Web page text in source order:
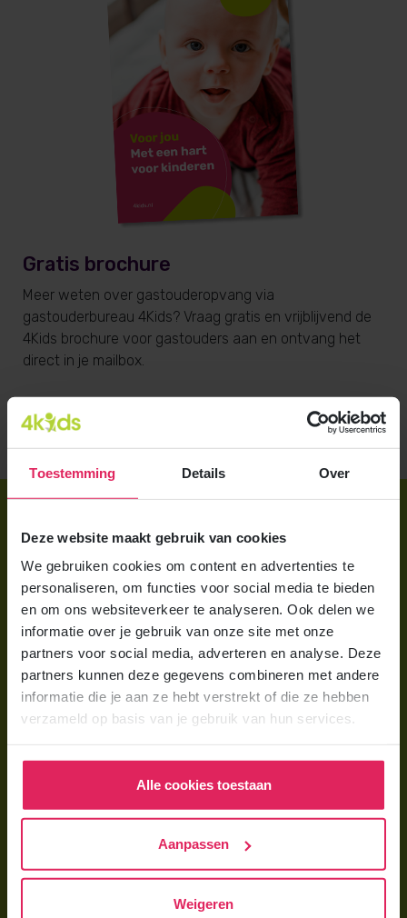
Toestemming Details Over
Deze website maakt gebruik van cookies
We gebruiken cookies om content en advertenties te
personaliseren, om functies voor social media te bieden
en om ons websiteverkeer te analyseren. Ook delen we
informatie over je gebruik van onze site met onze
partners voor social media, adverteren en analyse. Deze
partners kunnen deze gegevens combineren met andere
informatie die je aan ze hebt verstrekt of die ze hebben
verzameld op basis van je gebruik van hun services.
Alle cookies toestaan
Aanpassen
Weigeren
Gratis brochure
Meer weten over gastouderopvang via
gastouderbureau 4Kids? Vraag gratis en vrijblijvend de
4Kids brochure voor gastouders aan en ontvang het
direct in je mailbox.
Aanmelden bij 4Kids
Brochure aanvragen
Berekening maken
Voor ouders
Wat is gastouderopvang?
Hoe vind ik een gastouder?
Voor gastouders
Gastouder worden bij 4Kids
Hoe vind ik gastkinderen?